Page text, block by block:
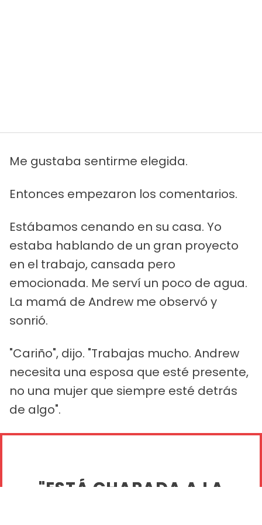
Me gustaba sentirme elegida.
Entonces empezaron los comentarios.
Estábamos cenando en su casa. Yo
estaba hablando de un gran proyecto
en el trabajo, cansada pero
emocionada. Me serví un poco de agua.
La mamá de Andrew me observó y
sonrió.
"Cariño", dijo. "Trabajas mucho. Andrew
necesita una esposa que esté presente,
no una mujer que siempre esté detrás
de algo".
"ESTÁ CHAPADA A LA